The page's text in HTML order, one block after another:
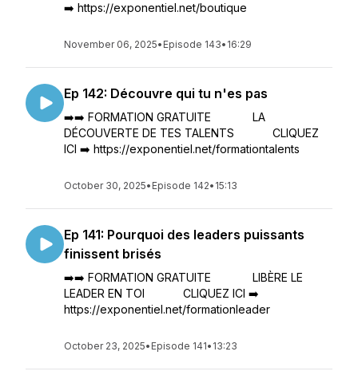
➡️ https://exponentiel.net/boutique
November 06, 2025• Episode 143• 16:29
Ep 142: Découvre qui tu n'es pas
➡️➡️ FORMATION GRATUITE LA
DÉCOUVERTE DE TES TALENTS CLIQUEZ
ICI ➡️ https://exponentiel.net/formationtalents
October 30, 2025• Episode 142• 15:13
Ep 141: Pourquoi des leaders puissants
finissent brisés
➡️➡️ FORMATION GRATUITE LIBÈRE LE
LEADER EN TOI CLIQUEZ ICI ➡️
https://exponentiel.net/formationleader
October 23, 2025• Episode 141• 13:23